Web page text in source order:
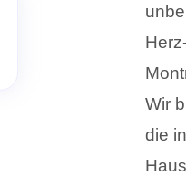
Wir
die